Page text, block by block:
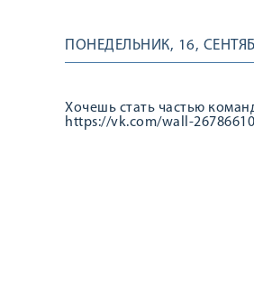
ПОНЕДЕЛЬНИК, 16,
Хочешь стать частью
https://vk.com/wall-